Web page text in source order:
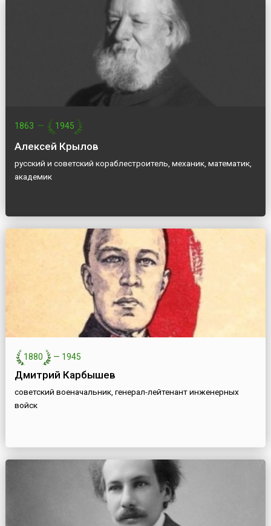
1863 — 1945
Алексей Крылов
русский и советский кораблестроитель, механик, математик,
академик
1880 — 1945
Дмитрий Карбышев
советский военачальник, генерал-лейтенант инженерных
войск